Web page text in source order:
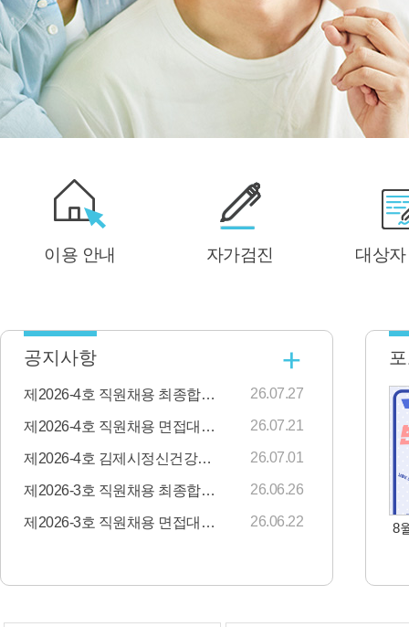
이용 안내 자가검진 대상
공지사항
제2026-4호 직원채용 최종합격자 안내 26.07.27
제2026-4호 직원채용 면접대상자 안내 26.07.21
제2026-4호 김제시정신건강복지센터 직원채용 모집공고 26.07.01
제2026-3호 직원채용 최종합격자 안내 26.06.26
제2026-3호 직원채용 면접대상자 안내 26.06.22 8